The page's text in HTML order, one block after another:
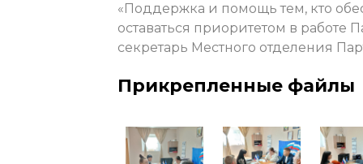
«Поддержка и помощь тем, кто
оставаться приоритетом в
секретарь Местного отделения
Прикрепленные файлы